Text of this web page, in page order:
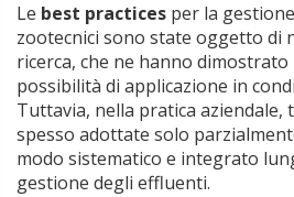
Le best practices per la
zootecnici sono state oggetto di
ricerca, che ne hanno dimostrato
possibilità di applicazione in
Tuttavia, nella pratica
spesso adottate solo
modo sistematico e integrato
gestione degli effluenti.